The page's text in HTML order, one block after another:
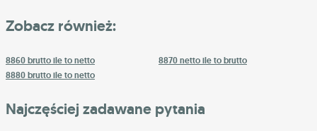
Zobacz również:
8860 brutto ile to netto
8870 netto ile to brutto
8880 brutto ile to netto
Najczęściej zadawane pytania